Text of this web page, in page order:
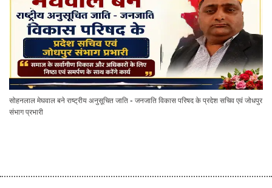
सोहनलाल मेघवाल बने राष्ट्रीय अनुसूचित जाति - जनजाति विकास परिषद के प्रदेश सचिव एवं जोधपुर
संभाग प्रभारी